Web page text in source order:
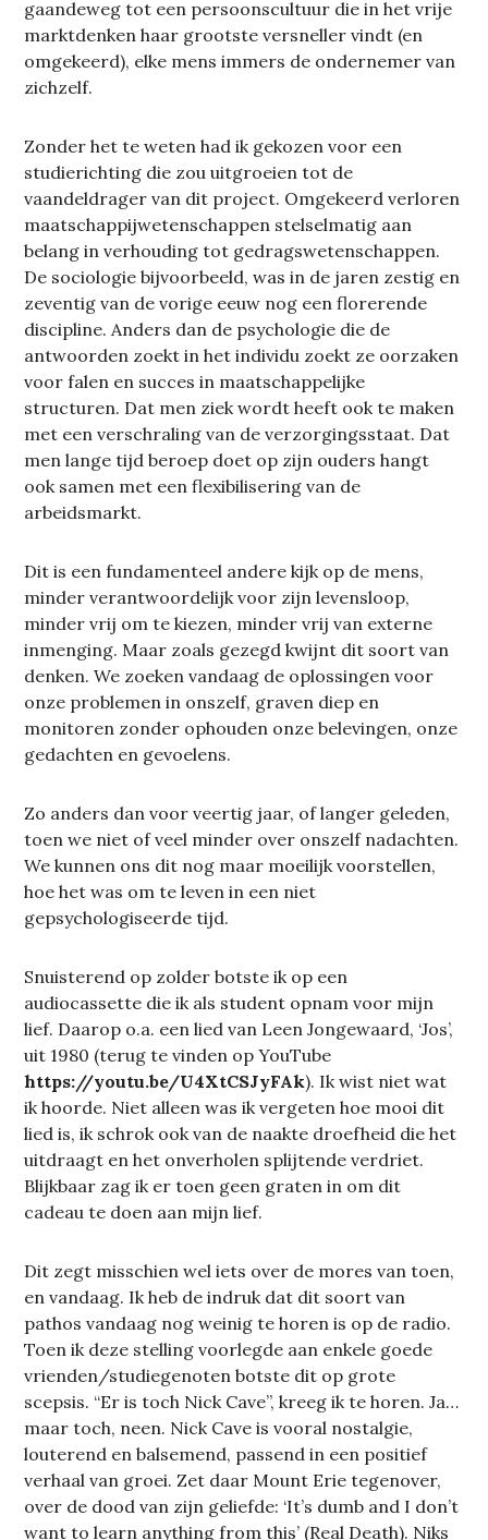
gaandeweg tot een persoonscultuur die in het vrije
marktdenken haar grootste versneller vindt (en
omgekeerd), elke mens immers de ondernemer van
zichzelf.
Zonder het te weten had ik gekozen voor een
studierichting die zou uitgroeien tot de
vaandeldrager van dit project. Omgekeerd verloren
maatschappijwetenschappen stelselmatig aan
belang in verhouding tot gedragswetenschappen.
De sociologie bijvoorbeeld, was in de jaren zestig en
zeventig van de vorige eeuw nog een florerende
discipline. Anders dan de psychologie die de
antwoorden zoekt in het individu zoekt ze oorzaken
voor falen en succes in maatschappelijke
structuren. Dat men ziek wordt heeft ook te maken
met een verschraling van de verzorgingsstaat. Dat
men lange tijd beroep doet op zijn ouders hangt
ook samen met een flexibilisering van de
arbeidsmarkt.
Dit is een fundamenteel andere kijk op de mens,
minder verantwoordelijk voor zijn levensloop,
minder vrij om te kiezen, minder vrij van externe
inmenging. Maar zoals gezegd kwijnt dit soort van
denken. We zoeken vandaag de oplossingen voor
onze problemen in onszelf, graven diep en
monitoren zonder ophouden onze belevingen, onze
gedachten en gevoelens.
Zo anders dan voor veertig jaar, of langer geleden,
toen we niet of veel minder over onszelf nadachten.
We kunnen ons dit nog maar moeilijk voorstellen,
hoe het was om te leven in een niet
gepsychologiseerde tijd.
Snuisterend op zolder botste ik op een
audiocassette die ik als student opnam voor mijn
lief. Daarop o.a. een lied van Leen Jongewaard, ‘Jos’,
uit 1980 (terug te vinden op YouTube
https://youtu.be/U4XtCSJyFAk). Ik wist niet wat
ik hoorde. Niet alleen was ik vergeten hoe mooi dit
lied is, ik schrok ook van de naakte droefheid die het
uitdraagt en het onverholen splijtende verdriet.
Blijkbaar zag ik er toen geen graten in om dit
cadeau te doen aan mijn lief.
Dit zegt misschien wel iets over de mores van toen,
en vandaag. Ik heb de indruk dat dit soort van
pathos vandaag nog weinig te horen is op de radio.
Toen ik deze stelling voorlegde aan enkele goede
vrienden/studiegenoten botste dit op grote
scepsis. “Er is toch Nick Cave”, kreeg ik te horen. Ja…
maar toch, neen. Nick Cave is vooral nostalgie,
louterend en balsemend, passend in een positief
verhaal van groei. Zet daar Mount Erie tegenover,
over de dood van zijn geliefde: ‘It’s dumb and I don’t
want to learn anything from this’ (Real Death). Niks